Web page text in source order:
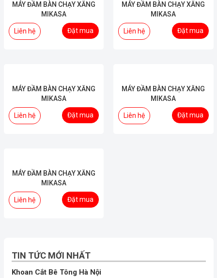
MÁY ĐẦM BÀN CHẠY XĂNG
MIKASA
Liên hệ Đặt mua
MÁY ĐẦM BÀN CHẠY XĂNG
MIKASA
Liên hệ Đặt mua
MÁY ĐẦM BÀN CHẠY XĂNG
MIKASA
Liên hệ Đặt mua
MÁY ĐẦM BÀN CHẠY XĂNG
MIKASA
Liên hệ Đặt mua
MÁY ĐẦM BÀN CHẠY XĂNG
MIKASA
Liên hệ Đặt mua
TIN TỨC MỚI NHẤT
Khoan Cắt Bê Tông Hà Nội